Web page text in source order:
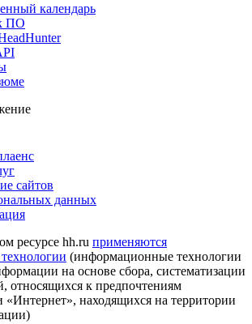
календарь
ПО
сайтов
данных
ресурсе hh.ru применяются
(информационные технологии
на основе сбора, систематизации
относящихся к предпочтениям
«Интернет», находящихся на территории